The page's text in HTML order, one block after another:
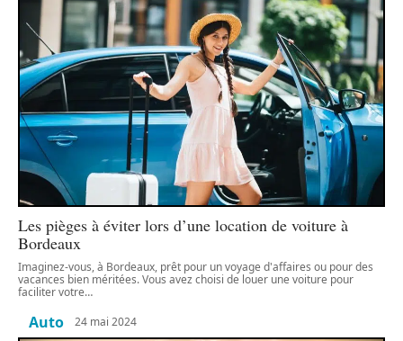
Les pièges à éviter lors d’une location de voiture à
Bordeaux
Imaginez-vous, à Bordeaux, prêt pour un voyage d'affaires ou pour des
vacances bien méritées. Vous avez choisi de louer une voiture pour
faciliter votre…
Auto 24 mai 2024